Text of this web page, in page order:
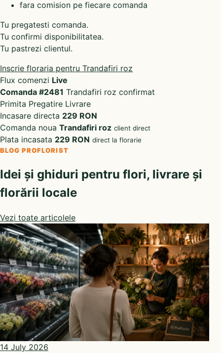
fara comision pe fiecare comanda
Tu pregatesti comanda.
Tu confirmi disponibilitatea.
Tu pastrezi clientul.
Inscrie floraria pentru Trandafiri roz
Flux comenzi Live
Comanda #2481 Trandafiri roz confirmat
Primita Pregatire Livrare
Incasare directa 229 RON
Comanda noua Trandafiri roz client direct
Plata incasata 229 RON direct la florarie
BLOG PROFLORIST
Idei și ghiduri pentru flori, livrare și
florării locale
Vezi toate articolele
14 July 2026